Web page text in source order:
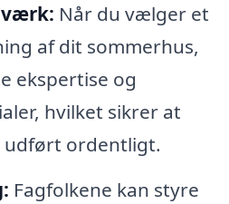
Når du vælger et
af dit sommerhus,
ekspertise og
hvilket sikrer at
udført ordentligt.
Fagfolkene kan styre